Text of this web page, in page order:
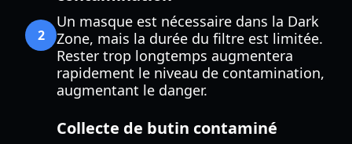
2
Un masque est nécessaire dans la Dark
Zone, mais la durée du filtre est limitée.
Rester trop longtemps augmentera
rapidement le niveau de contamination,
augmentant le danger.
Collecte de butin contaminé